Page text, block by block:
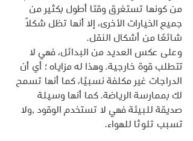
من كونها تستغرق وقتا أطول بكثير من
جميع الخيارات الأخرى، إلا أنها تظل شكلاً
شائعًا من أشكال النقل.
وعلى عكس العديد من البدائل، فهي لا
تتطلب قوة خارجية. وهذا له مزاياه ؛ أي أن
الدراجات غير مكلفة نسبيًا، كما أنها تسمح
لك بممارسة الرياضة. كما أنها وسيلة
صديقة للبيئة فهي لا تستخدم الوقود ,ولا
تسبب تلوثا للهواء.